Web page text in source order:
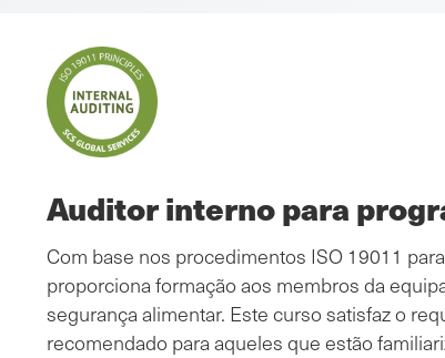
Auditor interno para
Com base nos procedimentos ISO 19011
proporciona formação aos membros da
segurança alimentar. Este curso satisfaz o
recomendado para aqueles que estão